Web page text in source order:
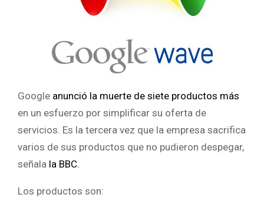
Google anunció la muerte de siete productos más
en un esfuerzo por simplificar su oferta de
servicios. Es la tercera vez que la empresa sacrifica
varios de sus productos que no pudieron despegar,
señala la BBC.
Los productos son: